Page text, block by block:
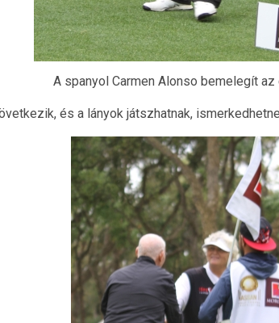
A spanyol Carmen Alonso bemelegít
és a lányok játszhatnak,